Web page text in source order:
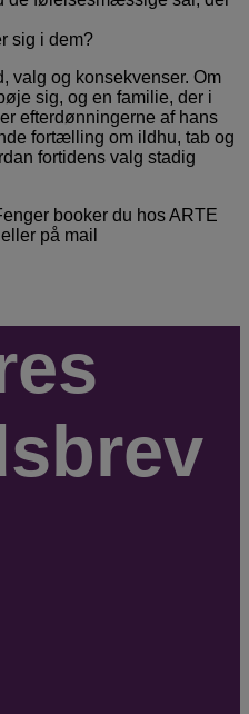
sig i dem?
valg og konsekvenser. Om
sig, og en familie, der i
efterdønningerne af hans
fortælling om ildhu, tab og
fortidens valg stadig
booker du hos ARTE
på mail